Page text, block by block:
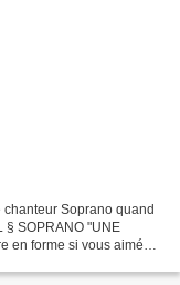
Soprano quand
§ SOPRANO "UNE
en forme si vous aimé